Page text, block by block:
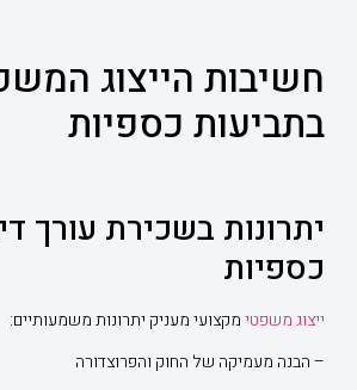
חשיבות הייצוג
בתביעות כספיות
יתרונות בשכירת עורך
כספיות
ייצוג משפטימקצועי מעניק יתרונות משמעותיים:
– הבנה מעמיקה של החוק והפרוצדורה